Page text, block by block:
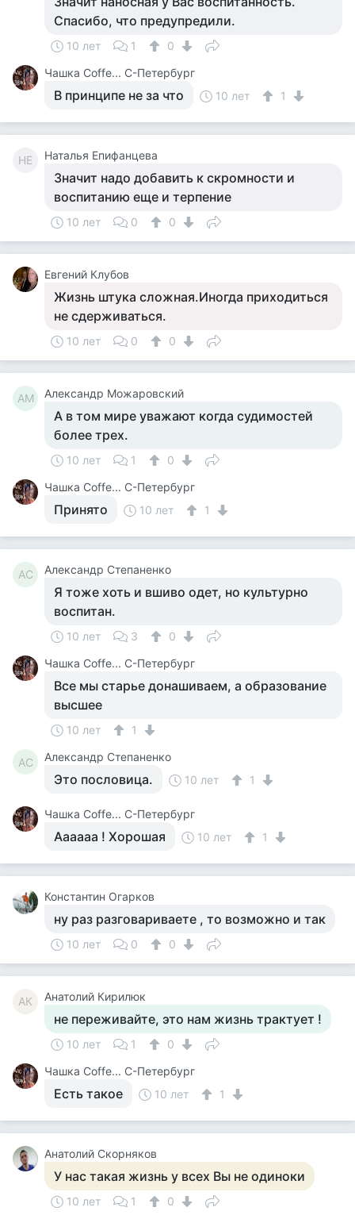
Спасибо, что предупредили.
10 лет 1
0
Чашка Cоffe... С-Петербург
В принципе не за что 10 лет 1
НЕ Наталья Епифанцева
Значит надо добавить к скромности и
воспитанию еще и терпение
10 лет 0 0
Евгений Клубов
Жизнь штука сложная.Иногда приходиться
не сдерживаться.
10 лет 0 0
АМ Александр Можаровский
А в том мире уважают когда судимостей
более трех.
10 лет 1
0
Чашка Cоffe... С-Петербург
Принято 10 лет 1
АС Александр Степаненко
Я тоже хоть и вшиво одет, но культурно
воспитан.
10 лет 3
0
Чашка Cоffe... С-Петербург
Все мы старье донашиваем, а образование
высшее
10 лет 1
АС Александр Степаненко
Это пословица. 10 лет 1
Чашка Cоffe... С-Петербург
Аааааа ! Хорошая 10 лет 1
Константин Огарков
ну раз разговариваете , то возможно и так
10 лет 0 0
АК Анатолий Кирилюк
не переживайте, это нам жизнь трактует !
10 лет 1
0
Чашка Cоffe... С-Петербург
Есть такое 10 лет 1
Анатолий Скорняков
У нас такая жизнь у всех Вы не одиноки
10 лет 1
0